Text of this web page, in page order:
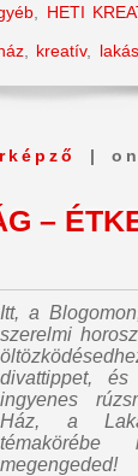
HETI
kreatív, lakás
| on
–
Itt, a
szerelmi
divattippet,
ingyenes
Ház, a
megengeded!